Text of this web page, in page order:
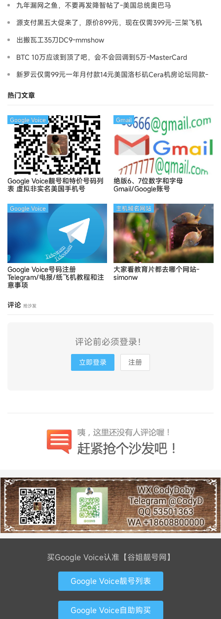
九年漏网之鱼，不要再发降智帖了-美国总统奥巴马
源支付黑五大促来了，原价899元，现在仅需399元-三架飞机
出搬瓦工35刀DC9-mmshow
BTC 10万应该到顶了吧，会不会回调到5万-MasterCard
新罗云仅需99元一年月付款14元美国洛杉矶Cera机房论坛同款-
热门文章
Google Voice靓号和特价号码列
表 虚拟非实名美国手机号
Google Voice
绝版6、7位数字和字母
Gmail/Google账号
Gmail
Google Voice号码注册
Telegram/电报/纸飞机教程和注
意事项
Google Voice
大家看教育片都去哪个网站-
simonw
主机域名网站
评论 抢沙发
评论前必须登录！
立即登录 注册
买Google Voice认准【谷姐靓号网】
Google Voice靓号列表
Google Voice自助购买